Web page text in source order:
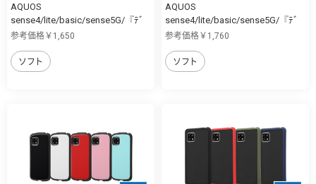
AQUOS
sense4/lite/basic/sense5G/『ﾃﾞ
ｨ...
参考価格￥1,650
ソフト
AQUOS
sense4/lite/basic/sense5G/『ﾃﾞ
ｨ...
参考価格￥1,760
ソフト